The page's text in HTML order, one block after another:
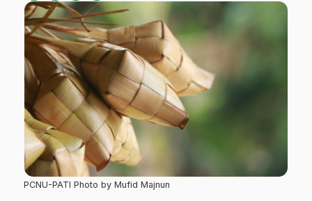
PCNU-PATI Photo by Mufid Majnun